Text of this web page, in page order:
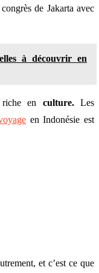
de Jakarta avec
à découvrir en
riche en culture.Les
en Indonésie est
et c’est ce que